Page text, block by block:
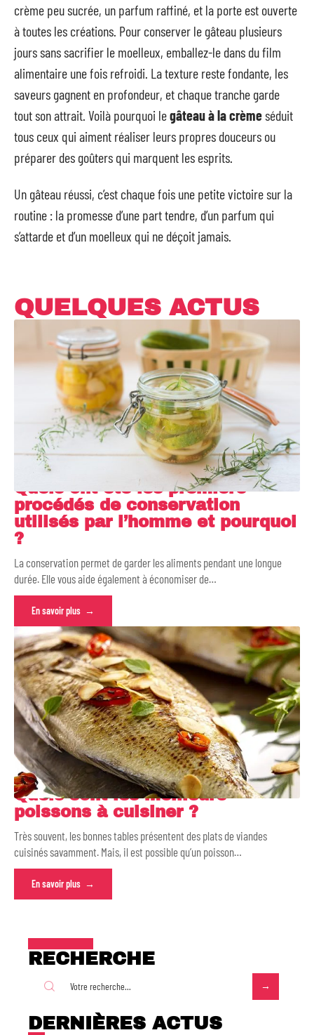
crème peu sucrée, un parfum raffiné, et la porte est ouverte
à toutes les créations. Pour conserver le gâteau plusieurs
jours sans sacrifier le moelleux, emballez-le dans du film
alimentaire une fois refroidi. La texture reste fondante, les
saveurs gagnent en profondeur, et chaque tranche garde
tout son attrait. Voilà pourquoi legâteau à la crèmeséduit
tous ceux qui aiment réaliser leurs propres douceurs ou
préparer des goûters qui marquent les esprits.
Un gâteau réussi, c’est chaque fois une petite victoire sur la
routine : la promesse d’une part tendre, d’un parfum qui
s’attarde et d’un moelleux qui ne déçoit jamais.
QUELQUES ACTUS
Quels ont été les premiers
procédés de conservation
utilisés par l’homme et pourquoi
?
La conservation permet de garder les aliments pendant une longue
durée. Elle vous aide également à économiser de…
En savoir plus
Quels sont les meilleurs
poissons à cuisiner ?
Très souvent, les bonnes tables présentent des plats de viandes
cuisinés savamment. Mais, il est possible qu’un poisson…
En savoir plus
RECHERCHE
DERNIÈRES ACTUS